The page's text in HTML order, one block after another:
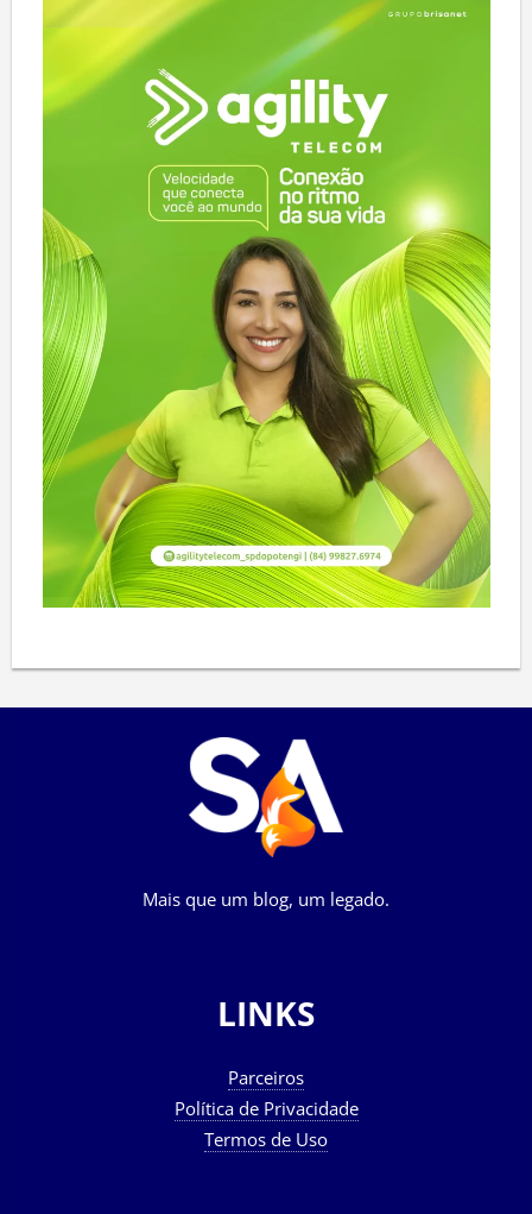
Mais que um blog, um legado.
LINKS
Parceiros
Política de Privacidade
Termos de Uso